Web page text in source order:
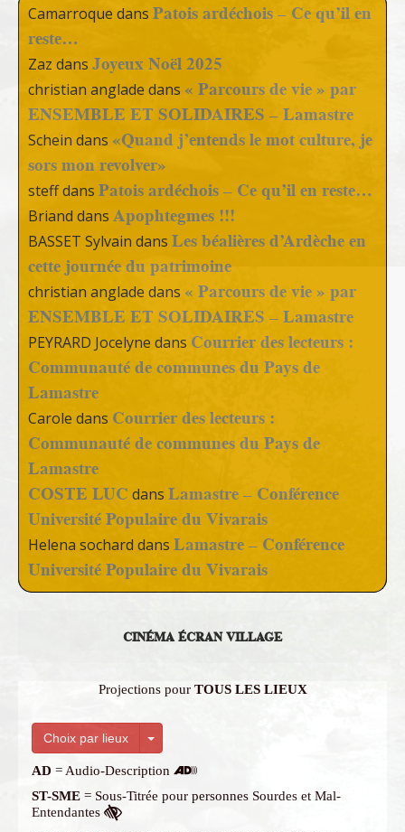
Camarroque dans Patois ardéchois – Ce qu’il en
reste…
Zaz dans Joyeux Noël 2025
christian anglade dans « Parcours de vie » par
ENSEMBLE ET SOLIDAIRES – Lamastre
Schein dans «Quand j’entends le mot culture, je
sors mon revolver»
steffdans Patois ardéchois – Ce qu’il en reste…
Briand dans Apophtegmes !!!
BASSET Sylvain dans Les béalières d’Ardèche en
cette journée du patrimoine
christian anglade dans « Parcours de vie » par
ENSEMBLE ET SOLIDAIRES – Lamastre
PEYRARD Jocelyne dans Courrier des lecteurs :
Communauté de communes du Pays de
Lamastre
Carole dans Courrier des lecteurs :
Communauté de communes du Pays de
Lamastre
COSTE LUC dans Lamastre – Conférence
Université Populaire du Vivarais
Helena sochard dans Lamastre – Conférence
Université Populaire du Vivarais
CINÉMA ÉCRAN VILLAGE